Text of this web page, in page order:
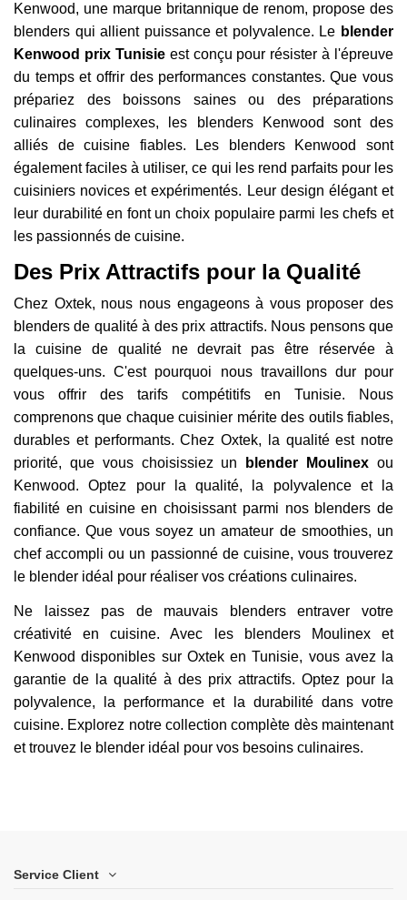
Kenwood, une marque britannique de renom, propose des
blenders qui allient puissance et polyvalence. Le blender
Kenwood prix Tunisieest conçu pour résister à l'épreuve
du temps et offrir des performances constantes. Que vous
prépariez des boissons saines ou des préparations
culinaires complexes, les blenders Kenwood sont des
alliés de cuisine fiables. Les blenders Kenwood sont
également faciles à utiliser, ce qui les rend parfaits pour les
cuisiniers novices et expérimentés. Leur design élégant et
leur durabilité en font un choix populaire parmi les chefs et
les passionnés de cuisine.
Des Prix Attractifs pour la Qualité
Chez Oxtek, nous nous engageons à vous proposer des
blenders de qualité à des prix attractifs. Nous pensons que
la cuisine de qualité ne devrait pas être réservée à
quelques-uns. C'est pourquoi nous travaillons dur pour
vous offrir des tarifs compétitifs en Tunisie. Nous
comprenons que chaque cuisinier mérite des outils fiables,
durables et performants. Chez Oxtek, la qualité est notre
priorité, que vous choisissiez un
blender Moulinex ou
Kenwood. Optez pour la qualité, la polyvalence et la
fiabilité en cuisine en choisissant parmi nos blenders de
confiance. Que vous soyez un amateur de smoothies, un
chef accompli ou un passionné de cuisine, vous trouverez
le blender idéal pour réaliser vos créations culinaires.
Ne laissez pas de mauvais blenders entraver votre
créativité en cuisine. Avec les blenders Moulinex et
Kenwood disponibles sur Oxtek en Tunisie, vous avez la
garantie de la qualité à des prix attractifs. Optez pour la
polyvalence, la performance et la durabilité dans votre
cuisine. Explorez notre collection complète dès maintenant
et trouvez le blender idéal pour vos besoins culinaires.
Service Client